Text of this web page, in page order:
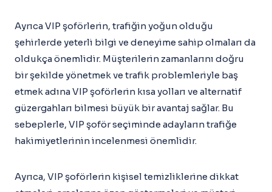
Ayrıca VIP şoförlerin, trafiğin yoğun olduğu
şehirlerde yeterli bilgi ve deneyime sahip olmaları da
oldukça önemlidir. Müşterilerin zamanlarını doğru
bir şekilde yönetmek ve trafik problemleriyle baş
etmek adına VIP şoförlerin kısa yolları ve alternatif
güzergahları bilmesi büyük bir avantaj sağlar. Bu
sebeplerle, VIP şoför seçiminde adayların trafiğe
hakimiyetlerinin incelenmesi önemlidir.
Ayrıca, VIP şoförlerin kişisel temizliklerine dikkat